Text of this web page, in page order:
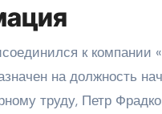
к компании
на должность
труду, Петр